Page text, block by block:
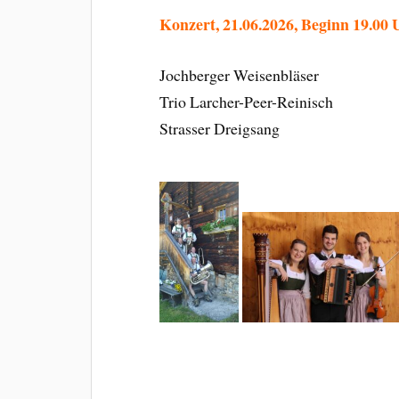
Konzert, 21.06.2026, Beginn 19.00
Jochberger Weisenbläser
Trio Larcher-Peer-Reinisch
Strasser Dreigsang